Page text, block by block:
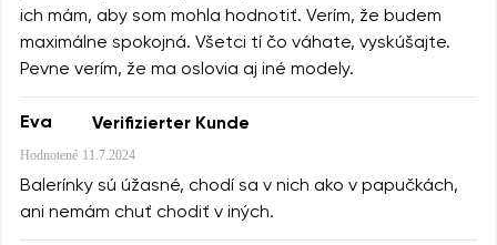
ich mám, aby som mohla hodnotiť. Verím, že budem
maximálne spokojná. Všetci tí čo váhate, vyskúšajte.
Pevne verím, že ma oslovia aj iné modely.
Eva Verifizierter Kunde
Hodnotené 11.7.2024
Balerínky sú úžasné, chodí sa v nich ako v papučkách,
ani nemám chuť chodiť v iných.